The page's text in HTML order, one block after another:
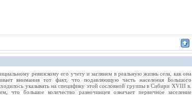
ревизскому его учету и заглянем в реальную жизнь села, как она
внимания тот факт, что подавляющую часть населения Большого
указывать на специфику этой сословной группы в Сибири XVIII в.
что большое количество разночинцев означает первичное заселение